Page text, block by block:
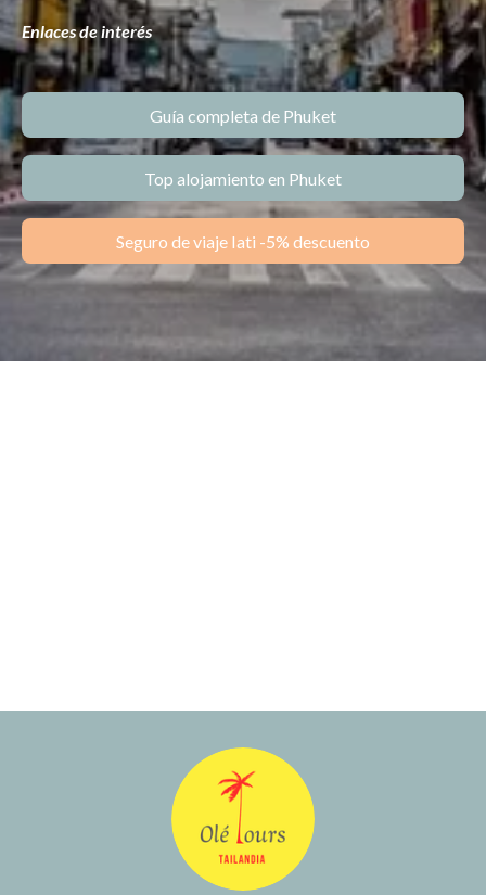
Enlaces de interés
Guía completa de Phuket
Top alojamiento en Phuket
Seguro de viaje Iati -5% descuento